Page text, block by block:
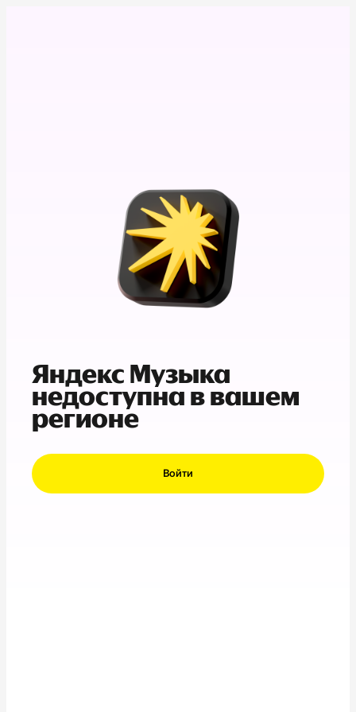
Яндекс Музыка
недоступна в вашем
регионе
Войти